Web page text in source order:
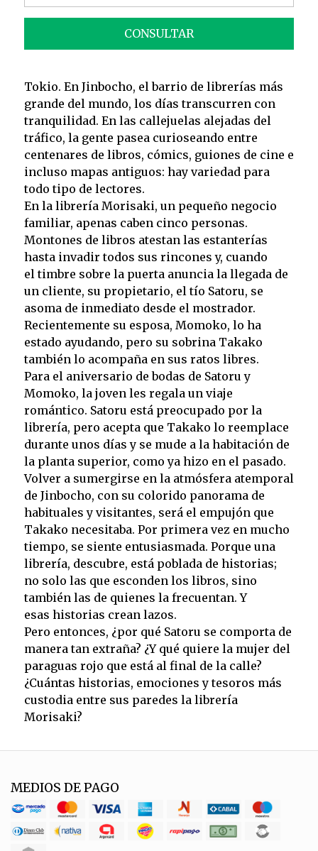
CONSULTAR
Tokio. En Jinbocho, el barrio de librerías más
grande del mundo, los días transcurren con
tranquilidad. En las callejuelas alejadas del
tráfico, la gente pasea curioseando entre
centenares de libros, cómics, guiones de cine e
incluso mapas antiguos: hay variedad para
todo tipo de lectores.
En la librería Morisaki, un pequeño negocio
familiar, apenas caben cinco personas.
Montones de libros atestan las estanterías
hasta invadir todos sus rincones y, cuando
el timbre sobre la puerta anuncia la llegada de
un cliente, su propietario, el tío Satoru, se
asoma de inmediato desde el mostrador.
Recientemente su esposa, Momoko, lo ha
estado ayudando, pero su sobrina Takako
también lo acompaña en sus ratos libres.
Para el aniversario de bodas de Satoru y
Momoko, la joven les regala un viaje
romántico. Satoru está preocupado por la
librería, pero acepta que Takako lo reemplace
durante unos días y se mude a la habitación de
la planta superior, como ya hizo en el pasado.
Volver a sumergirse en la atmósfera atemporal
de Jinbocho, con su colorido panorama de
habituales y visitantes, será el empujón que
Takako necesitaba. Por primera vez en mucho
tiempo, se siente entusiasmada. Porque una
librería, descubre, está poblada de historias;
no solo las que esconden los libros, sino
también las de quienes la frecuentan. Y
esas historias crean lazos.
Pero entonces, ¿por qué Satoru se comporta de
manera tan extraña? ¿Y qué quiere la mujer del
paraguas rojo que está al final de la calle?
¿Cuántas historias, emociones y tesoros más
custodia entre sus paredes la librería
Morisaki?
MEDIOS DE PAGO